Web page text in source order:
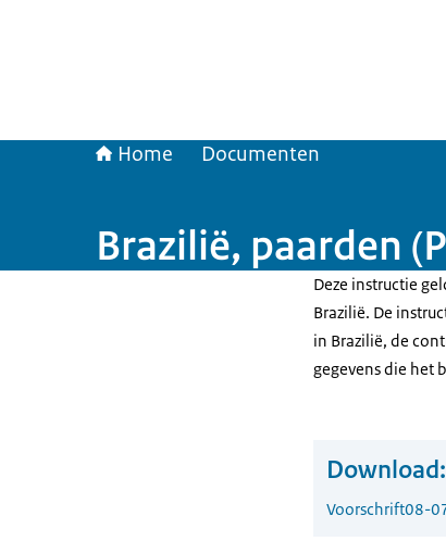
Home Documenten
Brazilië, paarden
Deze instructie
Brazilië. De
in Brazilië, de
gegevens die het
Download:
Voorschrift08-